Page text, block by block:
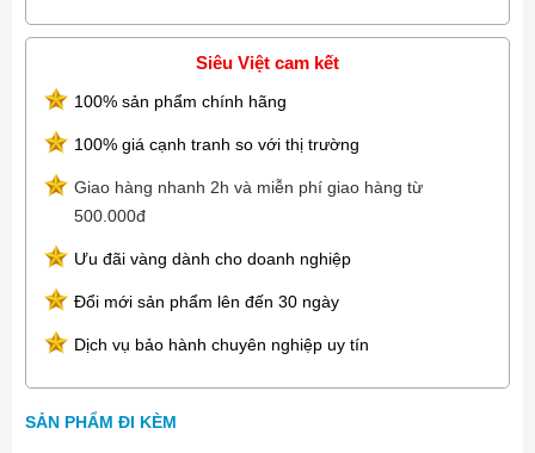
Siêu Việt cam kết
100% sản phẩm chính hãng
100% giá cạnh tranh so với thị trường
Giao hàng nhanh 2h và miễn phí giao hàng từ
500.000đ
Ưu đãi vàng dành cho doanh nghiệp
Đổi mới sản phẩm lên đến 30 ngày
Dịch vụ bảo hành chuyên nghiệp uy tín
SẢN PHẨM ĐI KÈM